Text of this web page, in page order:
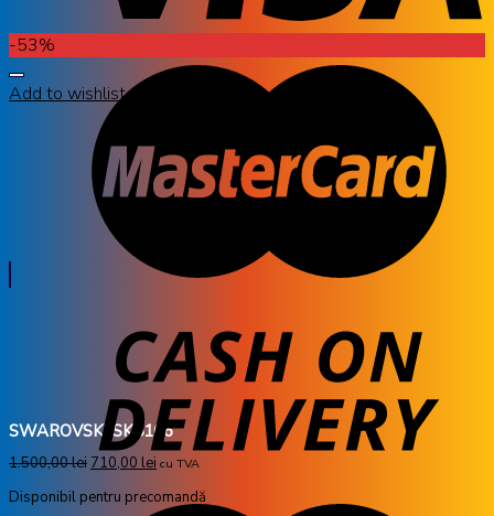
-53%
Add to wishlist
SWAROVSKI SK5166
1.500,00lei 710,00 lei cu TVA
Disponibil pentru precomandă